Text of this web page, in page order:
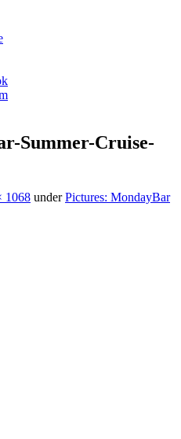
Summer-Cruise-
1068 underPictures: MondayBar